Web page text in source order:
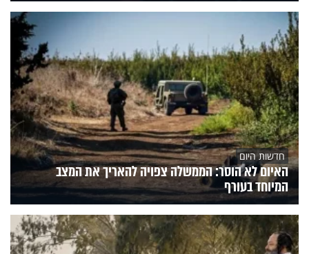
חדשות היום
האיום לא הוסר: הממשלה צפויה להאריך את המצב
המיוחד בעורף